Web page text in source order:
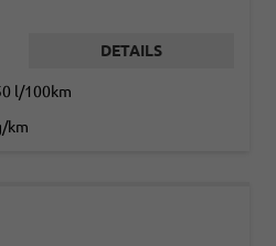
DETAILS
l/100km
km